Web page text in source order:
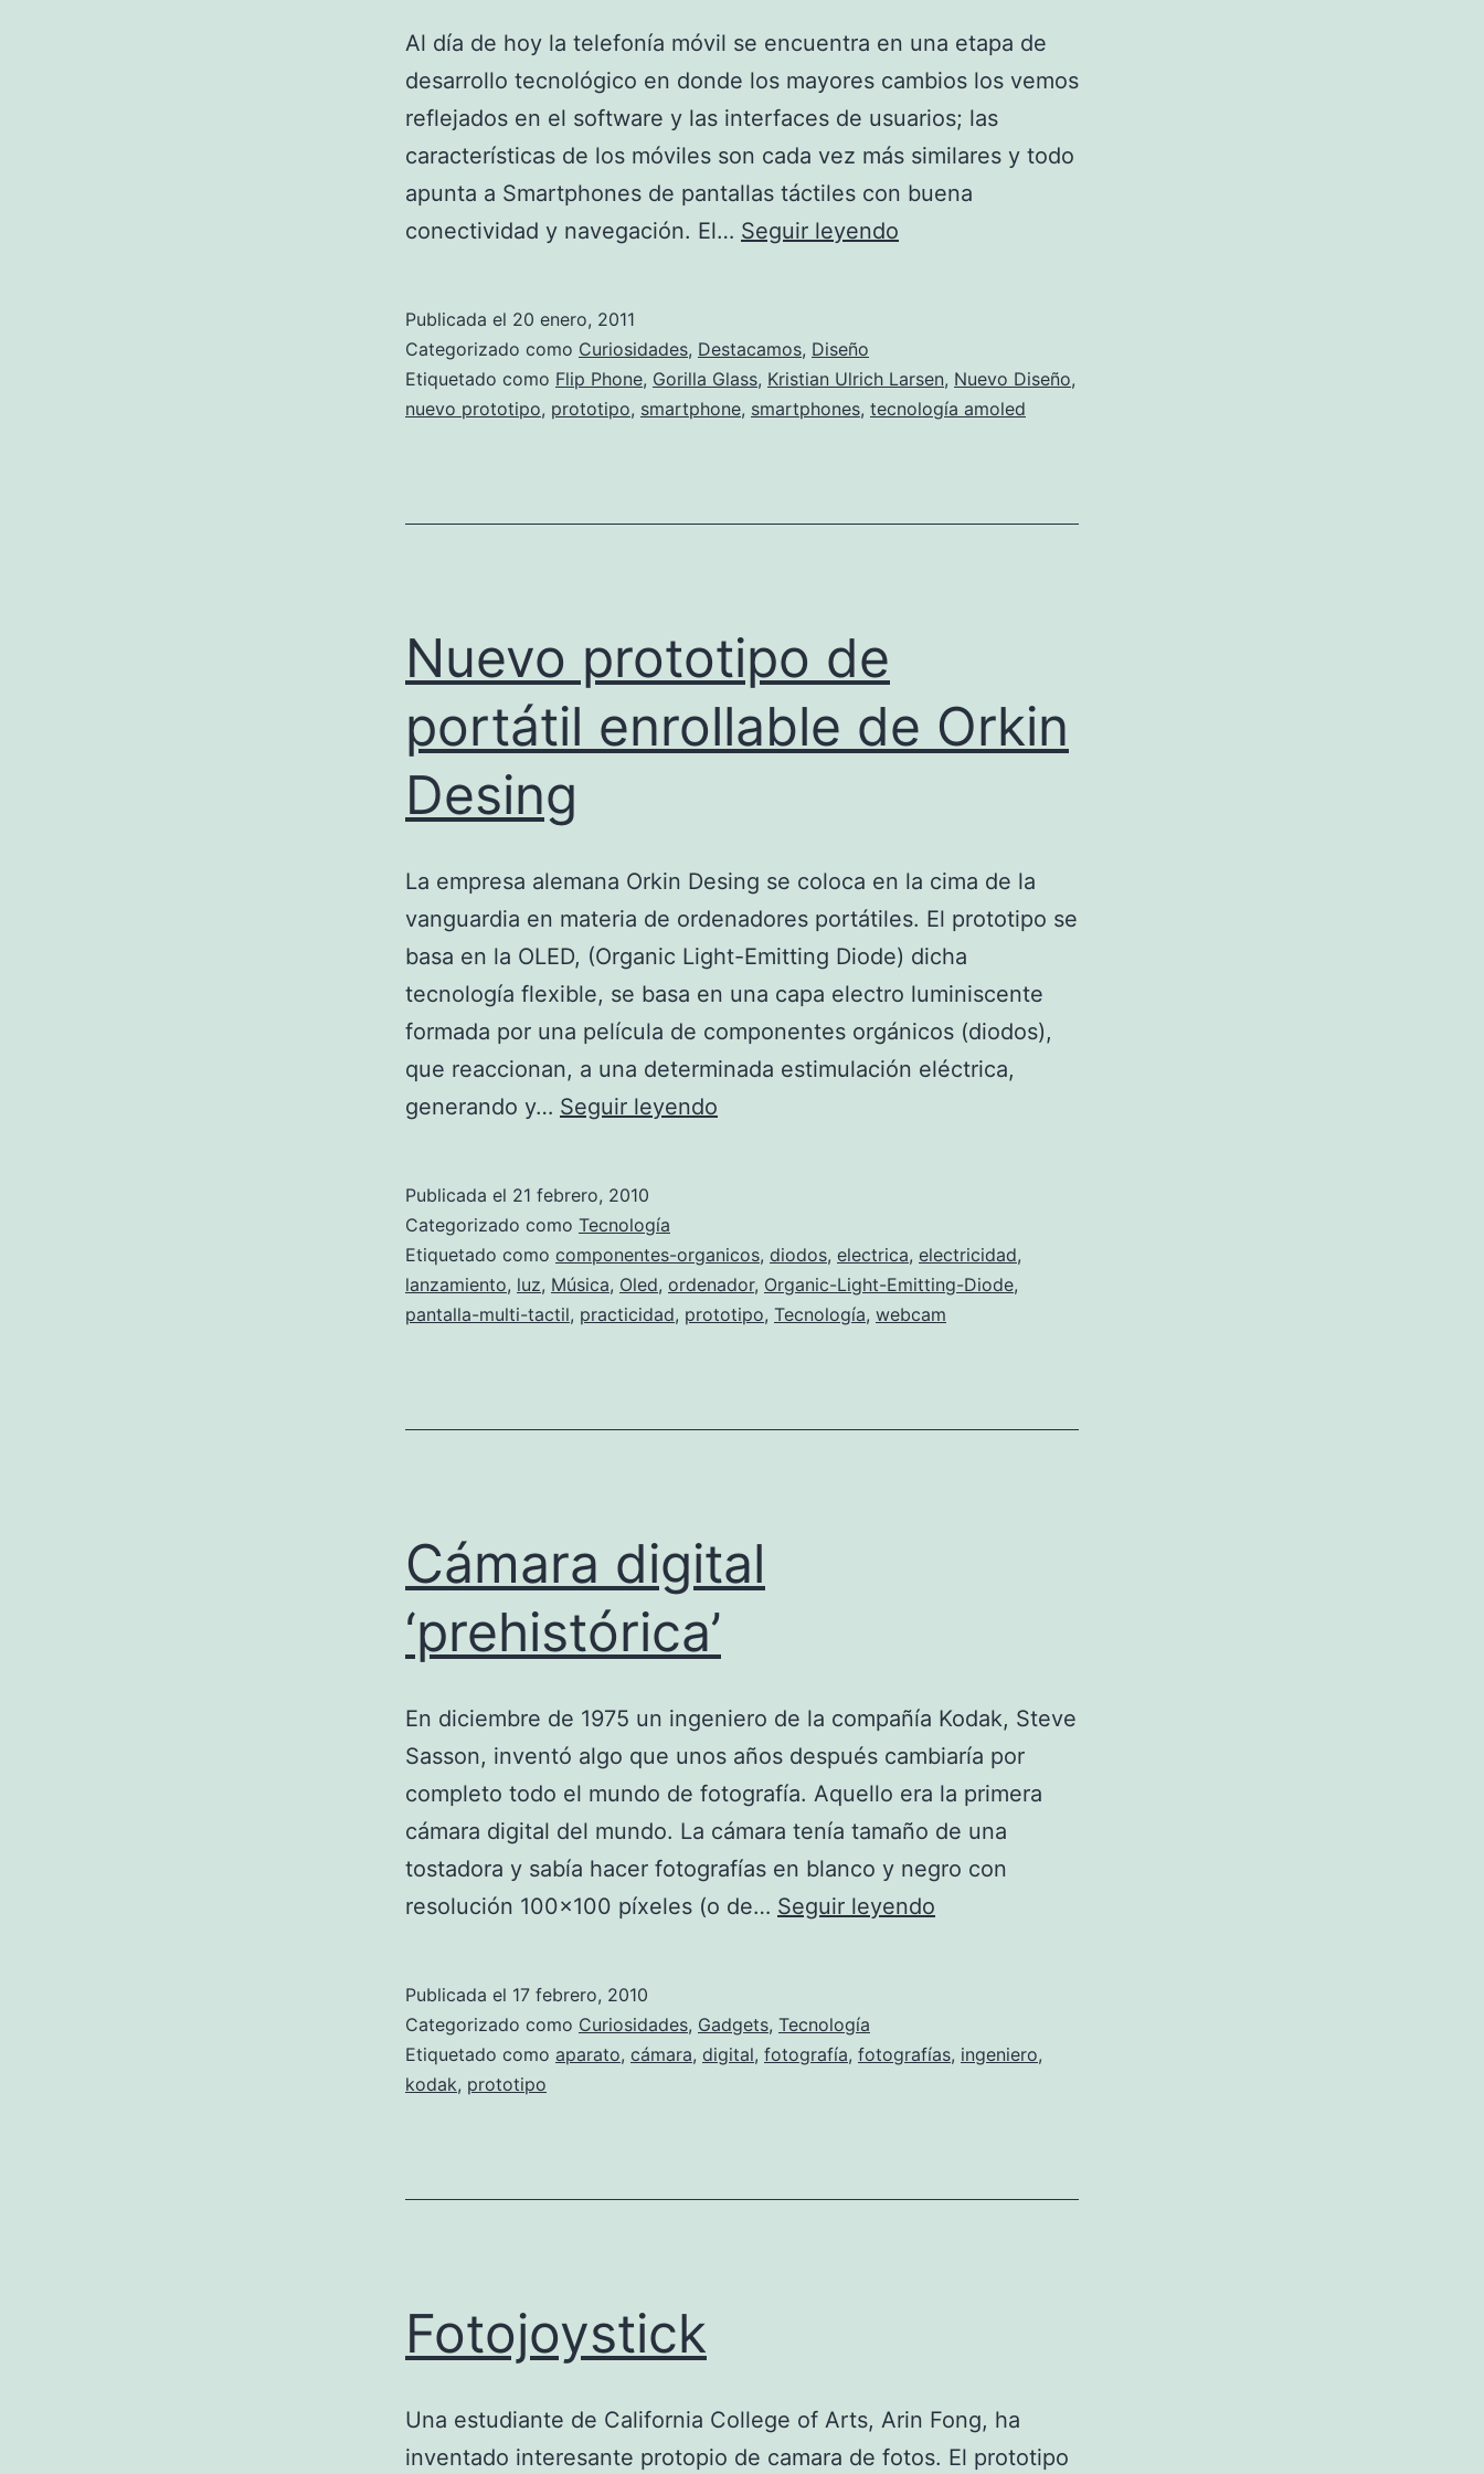
Al día de hoy la telefonía móvil se encuentra en una etapa de
desarrollo tecnológico en donde los mayores cambios los vemos
reflejados en el software y las interfaces de usuarios; las
características de los móviles son cada vez más similares y todo
apunta a Smartphones de pantallas táctiles con buena
conectividad y navegación. El… Seguir leyendo
renovador
Publicada el 20 enero, 2011
Categorizado como Curiosidades, Destacamos, Diseño
Etiquetado como Flip Phone, Gorilla Glass, Kristian Ulrich Larsen, Nuevo Diseño,
nuevo prototipo, prototipo, smartphone, smartphones, tecnología amoled
Nuevo prototipo de
portátil enrollable de Orkin
Desing
La empresa alemana Orkin Desing se coloca en la cima de la
vanguardia en materia de ordenadores portátiles. El prototipo se
basa en la OLED, (Organic Light-Emitting Diode) dicha
tecnología flexible, se basa en una capa electro luminiscente
formada por una película de componentes orgánicos (diodos),
que reaccionan, a una determinada estimulación eléctrica,
generando y… Seguir leyendo
enrollable
de
Orkin
Publicada el 21 febrero, 2010
Categorizado como Tecnología
Etiquetado como componentes-organicos, diodos, electrica, electricidad,
lanzamiento, luz, Música, Oled, ordenador, Organic-Light-Emitting-Diode,
pantalla-multi-tactil, practicidad, prototipo, Tecnología, webcam
Cámara digital
‘prehistórica’
En diciembre de 1975 un ingeniero de la compañía Kodak, Steve
Sasson, inventó algo que unos años después cambiaría por
completo todo el mundo de fotografía. Aquello era la primera
cámara digital del mundo. La cámara tenía tamaño de una
tostadora y sabía hacer fotografías en blanco y negro con
resolución 100×100 píxeles (o de… Seguir leyendo
Publicada el 17 febrero, 2010
Categorizado como Curiosidades, Gadgets, Tecnología
Etiquetado como aparato, cámara, digital, fotografía, fotografías, ingeniero,
kodak, prototipo
Fotojoystick
Una estudiante de California College of Arts, Arin Fong, ha
inventado interesante protopio de camara de fotos. El prototipo